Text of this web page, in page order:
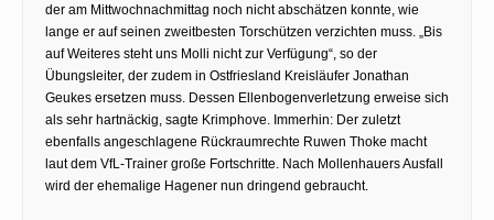
der am Mittwochnachmittag noch nicht abschätzen konnte, wie
lange er auf seinen zweitbesten Torschützen verzichten muss. „Bis
auf Weiteres steht uns Molli nicht zur Verfügung“, so der
Übungsleiter, der zudem in Ostfriesland Kreisläufer Jonathan
Geukes ersetzen muss. Dessen Ellenbogenverletzung erweise sich
als sehr hartnäckig, sagte Krimphove. Immerhin: Der zuletzt
ebenfalls angeschlagene Rückraumrechte Ruwen Thoke macht
laut dem VfL-Trainer große Fortschritte. Nach Mollenhauers Ausfall
wird der ehemalige Hagener nun dringend gebraucht.